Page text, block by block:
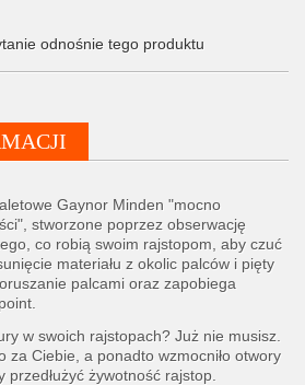
odnośnie tego produktu
Gaynor Minden "mocno
stworzone poprzez obserwację
co robią swoim rajstopom, aby czuć
materiału z okolic palców i pięty
palcami oraz zapobiega
w swoich rajstopach? Już nie musisz.
za Ciebie, a ponadto wzmocniło otwory
żywotność rajstop.